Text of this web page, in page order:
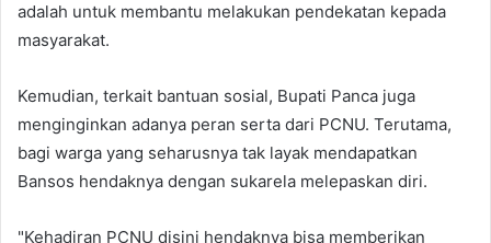
adalah untuk membantu melakukan pendekatan kepada
masyarakat.
Kemudian, terkait bantuan sosial, Bupati Panca juga
menginginkan adanya peran serta dari PCNU. Terutama,
bagi warga yang seharusnya tak layak mendapatkan
Bansos hendaknya dengan sukarela melepaskan diri.
"Kehadiran PCNU disini hendaknya bisa memberikan